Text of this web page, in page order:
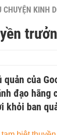
CHUYỆN KINH
của
đạo hãng
khỏi ban